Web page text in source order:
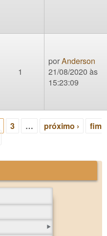
1
porAnderson
21/08/2020 às
15:23:09
3 … próximo ›
fim